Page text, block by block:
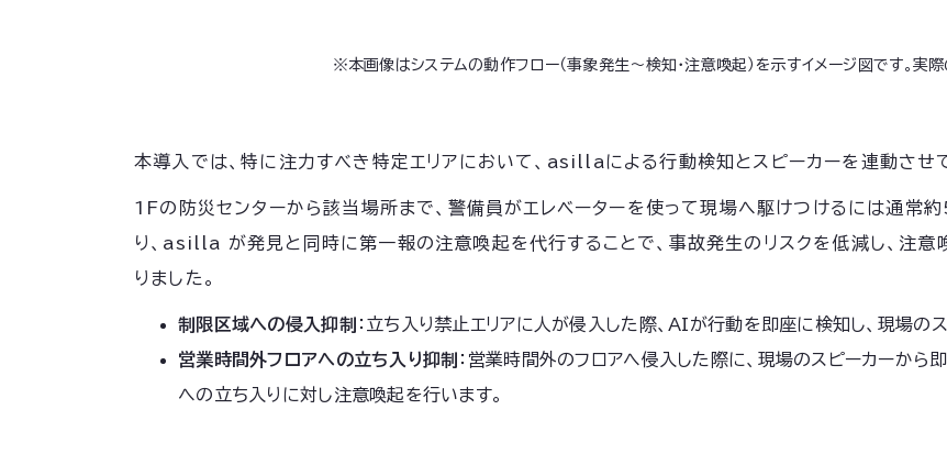
※本画像はシステムの動作フロー（事象発生〜検知・注意喚起）を示すイメージ図です。実際
本導入では、特に注力すべき特定エリアにおいて、asillaによる行動検知とスピーカーを連動させ
1Fの防災センターから該当場所まで、警備員がエレベーターを使って現場へ駆けつけるには通常
り、asilla が発見と同時に第一報の注意喚起を代行することで、事故発生のリスクを低減し、注
りました。
制限区域への侵入抑制 ：立ち入り禁止エリアに人が侵入した際、AIが行動を即座に検知し、現場の
営業時間外フロアへの立ち入り抑制 ：営業時間外のフロアへ侵入した際に、現場のスピーカーか
への立ち入りに対し注意喚起を行います。